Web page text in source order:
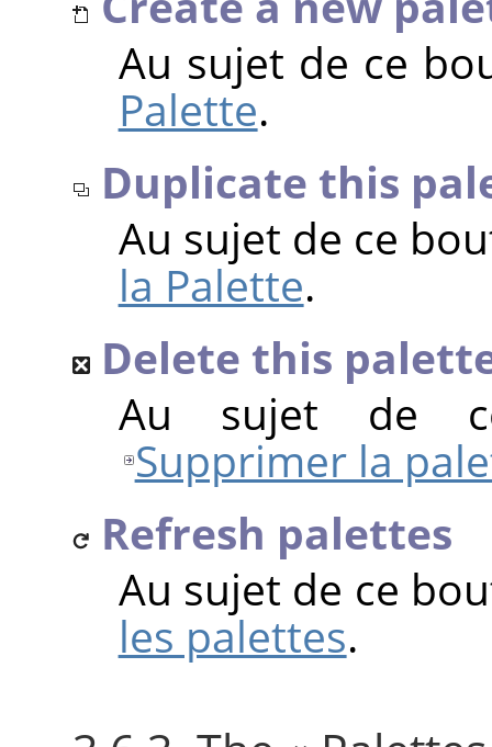
Au sujet de ce
Palette.
Duplicate this
Au sujet de ce
la Palette.
Delete this
Au sujet de
Supprimer la
Refresh palettes
Au sujet de ce
les palettes.